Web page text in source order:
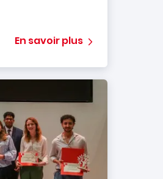
En savoir plus